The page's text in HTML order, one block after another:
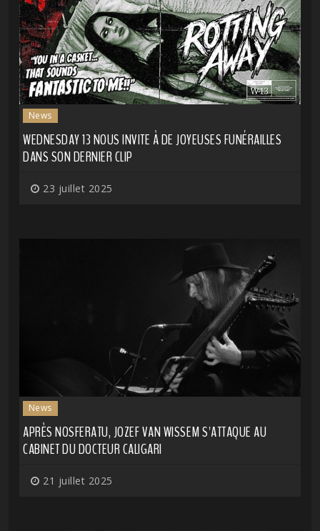
News
WEDNESDAY 13 NOUS INVITE À DE JOYEUSES FUNÉRAILLES
DANS SON DERNIER CLIP
23 juillet 2025
News
APRÈS NOSFERATU, JOZEF VAN WISSEM S'ATTAQUE AU
CABINET DU DOCTEUR CALIGARI
21 juillet 2025